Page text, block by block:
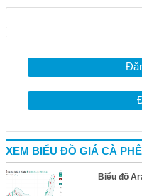
XEM BIỂU ĐỒ GIÁ CÀ PHÊ
Biểu đồ